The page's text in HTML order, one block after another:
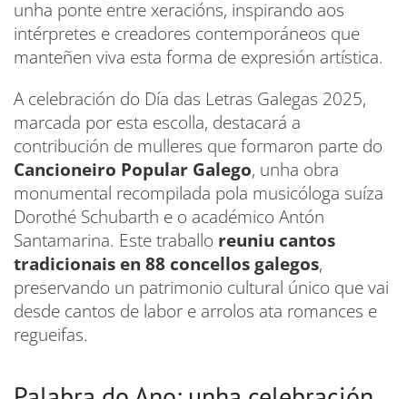
unha ponte entre xeracións, inspirando aos
intérpretes e creadores contemporáneos que
manteñen viva esta forma de expresión artística.
A celebración do Día das Letras Galegas 2025,
marcada por esta escolla, destacará a
contribución de mulleres que formaron parte do
Cancioneiro Popular Galego, unha obra
monumental recompilada pola musicóloga suíza
Dorothé Schubarth e o académico Antón
Santamarina. Este traballo reuniu cantos
tradicionais en 88 concellos galegos,
preservando un patrimonio cultural único que vai
desde cantos de labor e arrolos ata romances e
regueifas.